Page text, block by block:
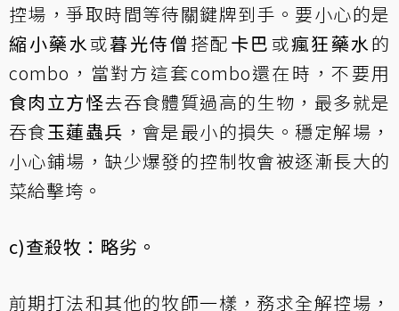
控場，爭取時間等待關鍵牌到手。要小心的是
縮小藥水或暮光侍僧 搭配卡巴 或瘋狂藥水的
combo，當對方這套combo還在時，不要用
食肉立方怪去吞食體質過高的生物，最多就是
吞食玉蓮蟲兵 ，會是最小的損失。穩定解場，
小心鋪場，缺少爆發的控制牧會被逐漸長大的
菜給擊垮。
c)查殺牧：略劣。
前期打法和其他的牧師一樣，務求全解控場，